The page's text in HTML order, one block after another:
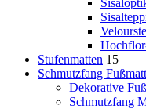
Stufenmatten 15
Schmutzfang
Dekorative
Schmutzfang